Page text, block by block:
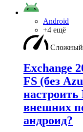
Android
+4 ещё
Сложный
Exchange
FS (без
внешних
андроид?